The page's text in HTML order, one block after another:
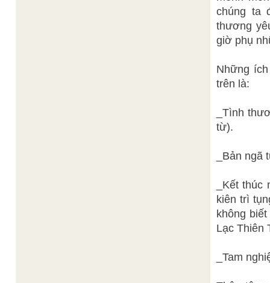
chúng ta
thương
giờ phụ
Những
trên là:
_Tình
từ).
_Bản
_Kết
kiên trì
không
Lạc Thiên
_Tam